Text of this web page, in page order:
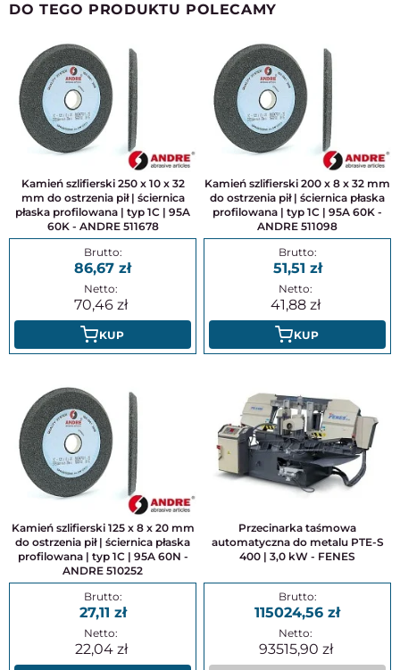
DO TEGO PRODUKTU POLECAMY
Kamień szlifierski 250 x 10 x 32
mm do ostrzenia pił | ściernica
płaska profilowana | typ 1C | 95A
60K - ANDRE 511678
86,67
70,46
KUP
Kamień szlifierski 200 x 8 x 32 mm
do ostrzenia pił | ściernica płaska
profilowana | typ 1C | 95A 60K -
ANDRE 511098
51,51
41,88
KUP
Kamień szlifierski 125 x 8 x 20 mm
do ostrzenia pił | ściernica płaska
profilowana | typ 1C | 95A 60N -
ANDRE 510252
27,11
22,04
Przecinarka taśmowa
automatyczna do metalu PTE-S
400 | 3,0 kW - FENES
115024,56
93515,90